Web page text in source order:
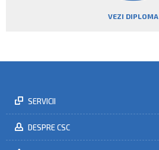
VEZI DIPLOMA
SERVICII
DESPRE CSC